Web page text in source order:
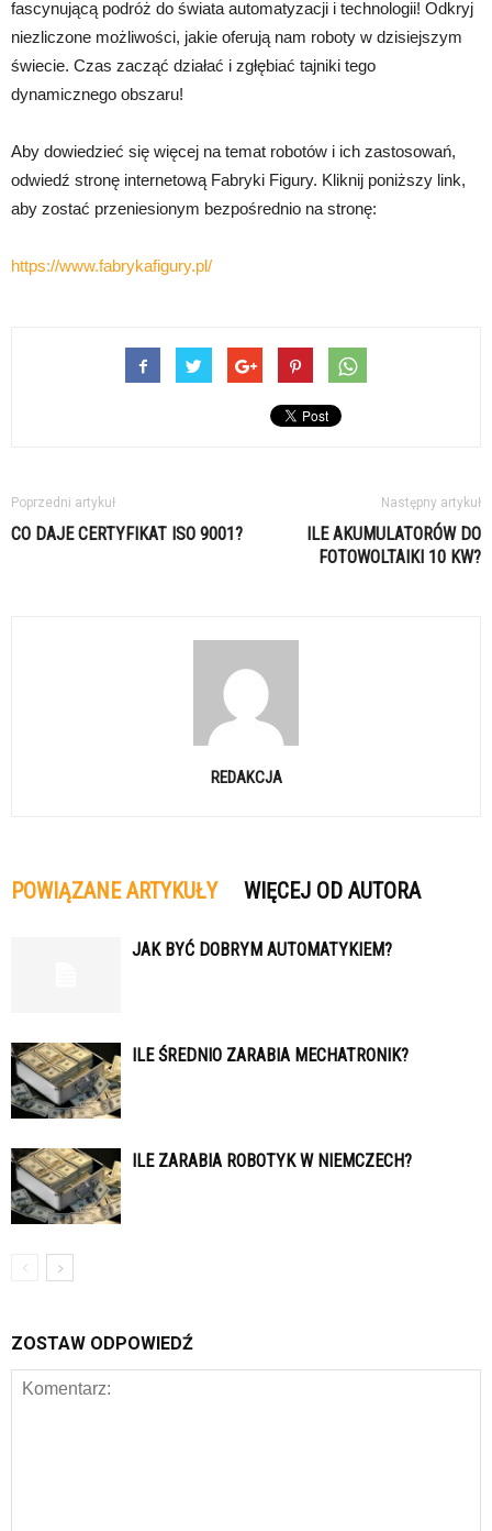
fascynującą podróż do świata automatyzacji i technologii! Odkryj
niezliczone możliwości, jakie oferują nam roboty w dzisiejszym
świecie. Czas zacząć działać i zgłębiać tajniki tego
dynamicznego obszaru!
Aby dowiedzieć się więcej na temat robotów i ich zastosowań,
odwiedź stronę internetową Fabryki Figury. Kliknij poniższy link,
aby zostać przeniesionym bezpośrednio na stronę:
https://www.fabrykafigury.pl/
Poprzedni artykuł
CO DAJE CERTYFIKAT ISO 9001?
Następny artykuł
ILE AKUMULATORÓW DO
FOTOWOLTAIKI 10 KW?
REDAKCJA
POWIĄZANE ARTYKUŁY WIĘCEJ OD AUTORA
JAK BYĆ DOBRYM AUTOMATYKIEM?
ILE ŚREDNIO ZARABIA MECHATRONIK?
ILE ZARABIA ROBOTYK W NIEMCZECH?
ZOSTAW ODPOWIEDŹ